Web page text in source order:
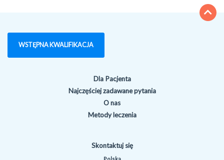
WSTĘPNA KWALIFIKACJA
Dla Pacjenta
Najczęściej zadawane pytania
O nas
Metody leczenia
Skontaktuj się
Polska